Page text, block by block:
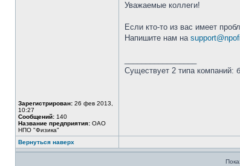
Зарегистрирован: 26 фев 2013,
10:27
Сообщений: 140
Название предприятия: ОАО
НПО "Физика"
Уважаемые коллеги!
Если кто-то из вас имеет
Напишите нам на
Существует 2 типа компаний:
Вернуться наверх